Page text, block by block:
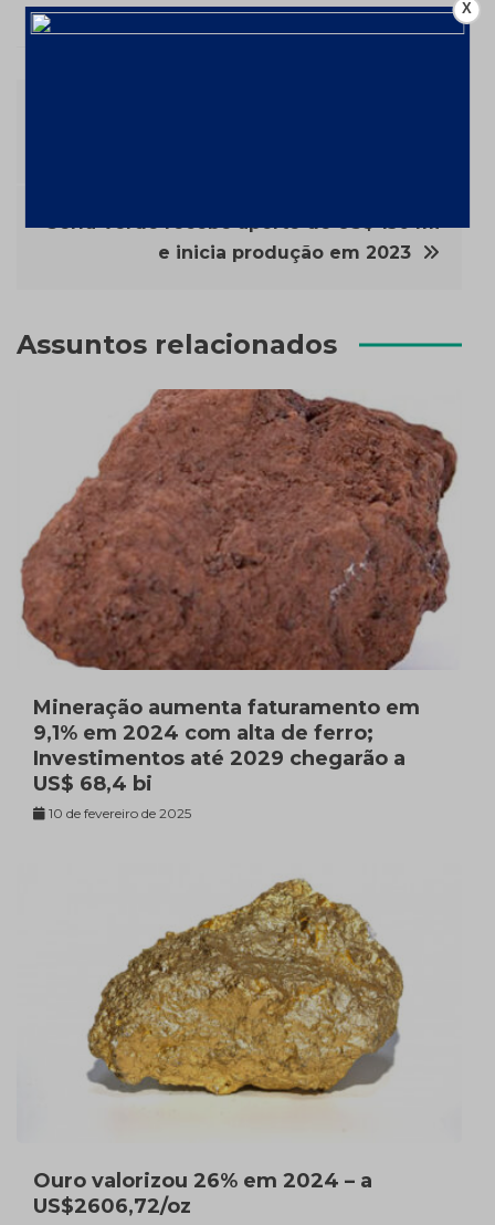
Post
Serra Verde recebe aporte de US$ 150 mi
e inicia produção em 2023
Assuntos relacionados
Mineração aumenta faturamento em
9,1% em 2024 com alta de ferro;
Investimentos até 2029 chegarão a
US$ 68,4 bi
10 de fevereiro de 2025
Ouro valorizou 26% em 2024 – a
US$2606,72/oz
X